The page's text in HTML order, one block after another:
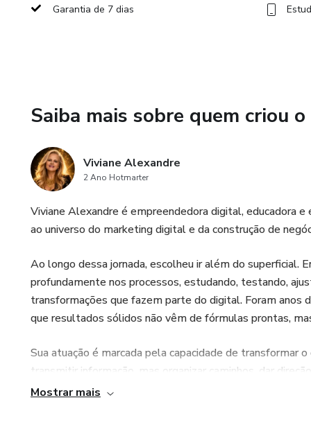
seu e-Book mais atraente.
• Otimização para
que destacam sua autoridade
Benefícios Exclusivos:
• Aumenta sua credibilidade
• Ideal para infoprodutores,
Bônus Exclusivo para Quem
• Criador de E-Book Power
Garantia de 7 dias
Saiba mais sobre quem criou
Viviane Alexandre
2 Ano Hotmarter
Viviane Alexandre é empreendedora digital, educadora
ao universo do marketing digital e da construção de
Ao longo dessa jornada, escolheu ir além do superficial.
profundamente nos processos, estudando, testando,
transformações que fazem parte do digital. Foram anos
que resultados sólidos não vêm de fórmulas prontas,
Sua atuação é marcada pela capacidade de transformar
transmitir informação, mas organizar caminhos, dar
que antes parecia confuso.
Mostrar mais